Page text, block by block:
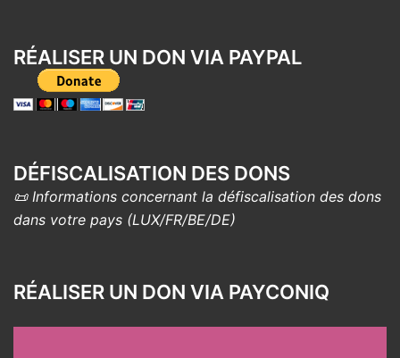
RÉALISER UN DON VIA PAYPAL
DÉFISCALISATION DES DONS
📜 Informations concernant la défiscalisation des dons
dans votre pays (LUX/FR/BE/DE)
RÉALISER UN DON VIA PAYCONIQ